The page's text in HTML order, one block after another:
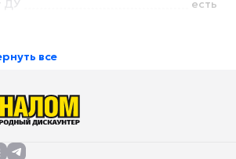
ДУ
есть
все